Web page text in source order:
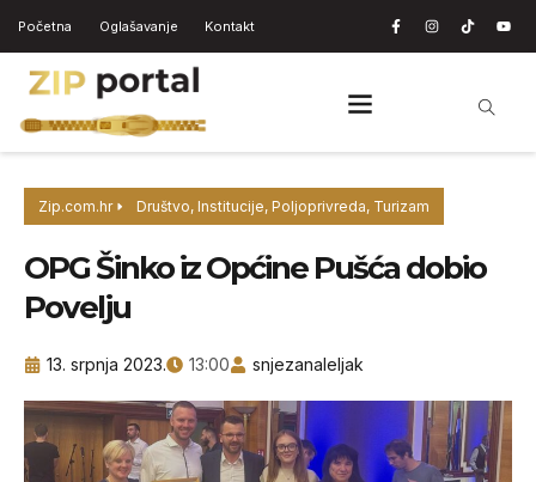
Početna Oglašavanje Kontakt
Zip.com.hr Društvo, Institucije, Poljoprivreda, Turizam
OPG Šinko iz Općine Pušća dobio
Povelju
13. srpnja 2023. 13:00 snjezanaleljak